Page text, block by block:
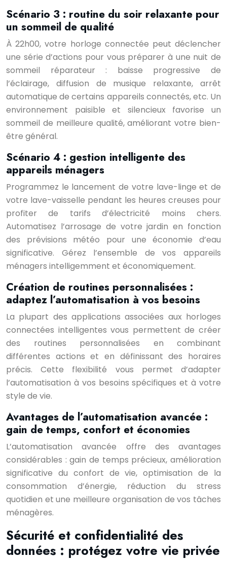
Scénario 3 : routine du soir relaxante pour
un sommeil de qualité
À 22h00, votre horloge connectée peut déclencher
une série d’actions pour vous préparer à une nuit de
sommeil réparateur : baisse progressive de
l’éclairage, diffusion de musique relaxante, arrêt
automatique de certains appareils connectés, etc. Un
environnement paisible et silencieux favorise un
sommeil de meilleure qualité, améliorant votre bien-
être général.
Scénario 4 : gestion intelligente des
appareils ménagers
Programmez le lancement de votre lave-linge et de
votre lave-vaisselle pendant les heures creuses pour
profiter de tarifs d’électricité moins chers.
Automatisez l’arrosage de votre jardin en fonction
des prévisions météo pour une économie d’eau
significative. Gérez l’ensemble de vos appareils
ménagers intelligemment et économiquement.
Création de routines personnalisées :
adaptez l’automatisation à vos besoins
La plupart des applications associées aux horloges
connectées intelligentes vous permettent de créer
des routines personnalisées en combinant
différentes actions et en définissant des horaires
précis. Cette flexibilité vous permet d’adapter
l’automatisation à vos besoins spécifiques et à votre
style de vie.
Avantages de l’automatisation avancée :
gain de temps, confort et économies
L’automatisation avancée offre des avantages
considérables : gain de temps précieux, amélioration
significative du confort de vie, optimisation de la
consommation d’énergie, réduction du stress
quotidien et une meilleure organisation de vos tâches
ménagères.
Sécurité et confidentialité des
données : protégez votre vie privée